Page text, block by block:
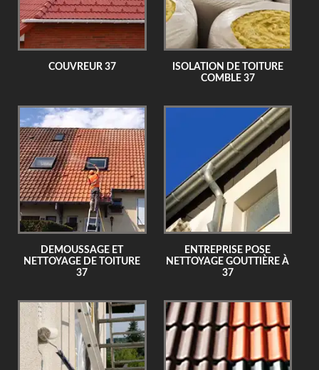
COUVREUR 37
ISOLATION DE TOITURE
COMBLE 37
DEMOUSSAGE ET
NETTOYAGE DE TOITURE
37
ENTREPRISE POSE
NETTOYAGE GOUTTIÈRE À
37